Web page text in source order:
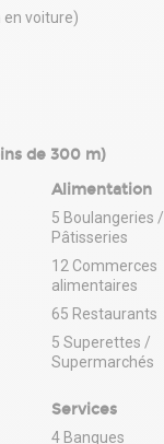
en voiture)
de 300 m)
Alimentation
5 Boulangeries /
Pâtisseries
12 Commerces
alimentaires
65 Restaurants
5 Superettes /
Supermarchés
Services
4 Banques